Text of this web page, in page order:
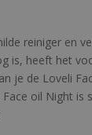
reiniger en
is, heeft het
je de Loveli
oil Night is